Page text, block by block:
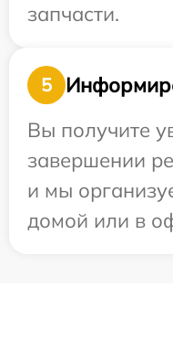
запчасти.
5
Вы получите
завершении
и мы
домой или в